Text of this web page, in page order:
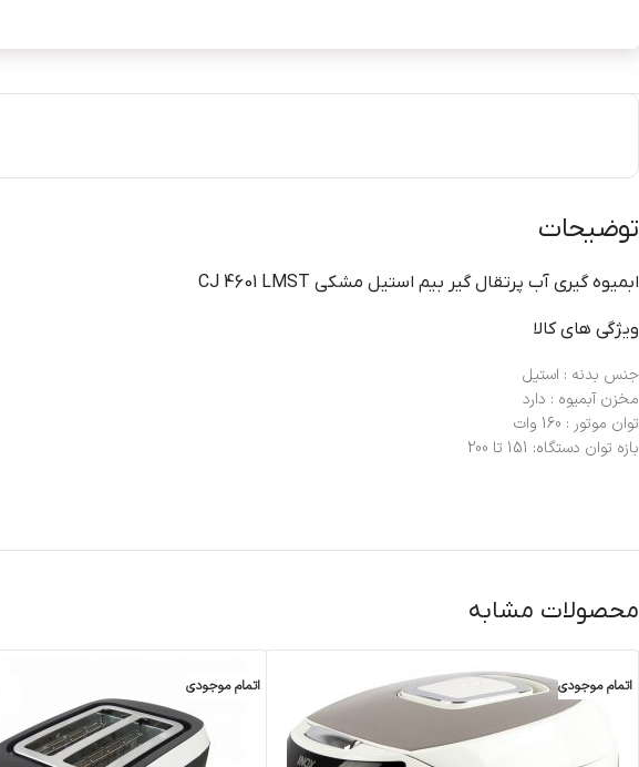
توضیحات
ابميوه گيري آب پرتقال گير بيم استيل مشکي CJ 4601 LMST
ویژگی های کالا
جنس بدنه : استیل
مخزن آبمیوه : دارد
توان موتور : 160 وات
بازه توان دستگاه: 151 تا 200
محصولات مشابه
اتمام موجودی اتمام موجودی